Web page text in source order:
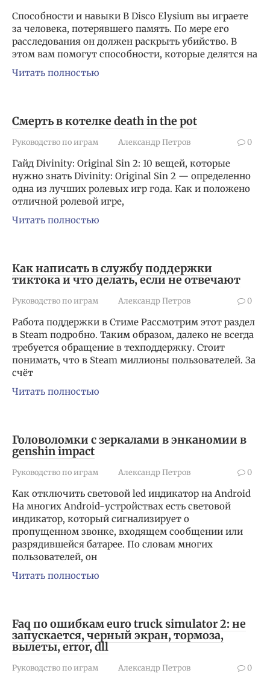
Способности и навыки В Disco Elysium вы играете
за человека, потерявшего память. По мере его
расследования он должен раскрыть убийство. В
этом вам помогут способности, которые делятся на
Читать полностью
Смерть в котелке death in the pot
Руководство по играм Александр Петров 0
Гайд Divinity: Original Sin 2: 10 вещей, которые
нужно знать Divinity: Original Sin 2 — определенно
одна из лучших ролевых игр года. Как и положено
отличной ролевой игре,
Читать полностью
Как написать в службу поддержки
тиктока и что делать, если не отвечают
Руководство по играм Александр Петров 0
Работа поддержки в Стиме Рассмотрим этот раздел
в Steam подробно. Таким образом, далеко не всегда
требуется обращение в техподдержку. Стоит
понимать, что в Steam миллионы пользователей. За
счёт
Читать полностью
Головоломки с зеркалами в энканомии в
genshin impact
Руководство по играм Александр Петров 0
Как отключить световой led индикатор на Android
На многих Android-устройствах есть световой
индикатор, который сигнализирует о
пропущенном звонке, входящем сообщении или
разрядившейся батарее. По словам многих
пользователей, он
Читать полностью
Faq по ошибкам euro truck simulator 2: не
запускается, черный экран, тормоза,
вылеты, error, dll
Руководство по играм Александр Петров 0